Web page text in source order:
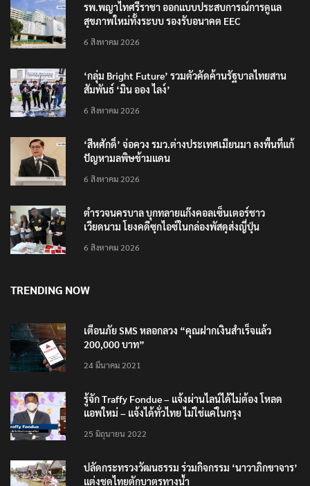
รพ.พญาไทศรีราชา ออกแบบประสบการณ์การดูแล
สุขภาพใหม่ทั้งระบบ รองรับอนาคต EEC
6 สิงหาคม 2026
‘กลุ่ม Bright Future’ รวมตัวคัดค้านรัฐบาลไทยสาน
สัมพันธ์ ‘มิน ออง ไลง์’
6 สิงหาคม 2026
‘สีหศักดิ์’ จ่อควง รมว.ต่างประเทศเมียนมา ลงพื้นที่แก้
ปัญหามลพิษข้ามแดน
6 สิงหาคม 2026
ตำรวจนครบาล บุกทลายแก๊งคอลเซ็นเตอร์ชาว
เวียดนาม โยงคดีซุกไอซ์ในกล่องพัสดุส่งญี่ปุ่น
6 สิงหาคม 2026
TRENDING NOW
เตือนภัย SMS หลอกลวง “คุณฝากเงินสำเร็จแล้ว
200,000 บาท”
24 มีนาคม 2021
รู้จัก Traffy Fondue – แจ้งผ่านไลน์ได้ไม่ต้อง โหลด
แอพใหม่ – แจ้งได้ทั่วไทย ไม่ใช่แค่ในกรุง
25 มิถุนายน 2022
ปลัดกระทรวงวัฒนธรรม ร่วมกิจกรรม ‘นาวาภิกขาจาร’
แต่งชุดไทยตักบาตรทางน้ำ